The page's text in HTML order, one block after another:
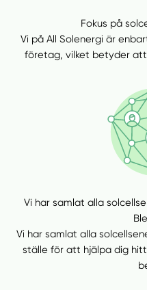
Fokus på
Vi på All Solenergi är
företag, vilket betyder att
Vi har samlat alla
Vi har samlat alla
ställe för att hjälpa dig